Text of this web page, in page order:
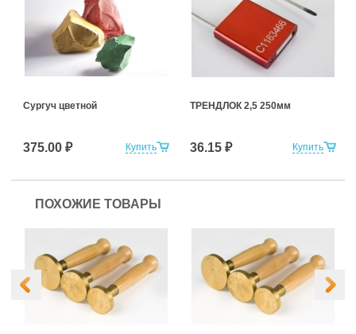
Купить
Сургуч цветной
375.00 ₽ Купить
ТРЕНДЛОК 2,5 250мм
36.15 ₽
ПОХОЖИЕ ТОВАРЫ